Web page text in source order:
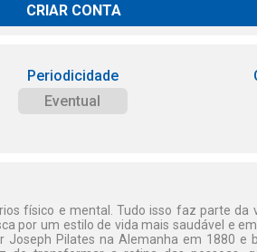
CRIAR CONTA
Periodicidade
Eventual
físico e mental. Tudo isso faz parte da
por um estilo de vida mais saudável e
Joseph Pilates na Alemanha em 1880 e